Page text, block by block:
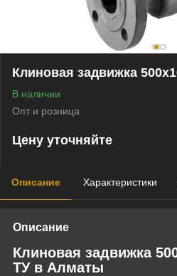
Клиновая задвижка
В наличии
Опт и розница
Цену уточняйте
Описание Характеристики
Описание
Клиновая задвижка
ТУ в Алматы